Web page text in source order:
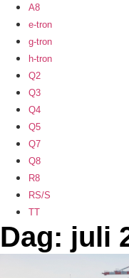
A8
e-tron
g-tron
h-tron
Q2
Q3
Q4
Q5
Q7
Q8
R8
RS/S
TT
Dag: juli